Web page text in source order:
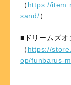
（ https://
sand/）
■ドリームズ
（ https://
op/funbarus-